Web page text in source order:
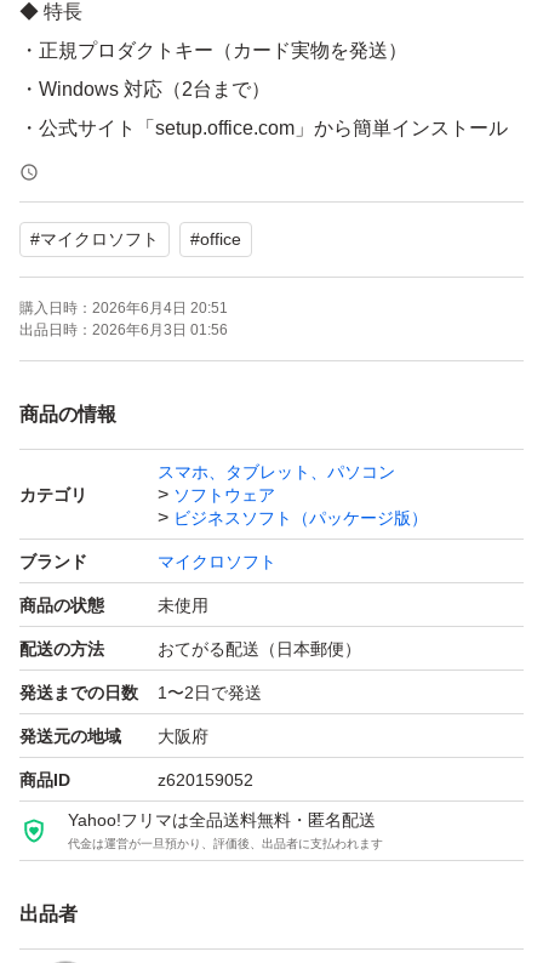
◆ 特長
・正規プロダクトキー（カード実物を発送）
・Windows 対応（2台まで）
・公式サイト「setup.office.com」から簡単インストール
・電話認証のみに対応 ※専用サポートにより、自動認証
システムを利用してスムーズに認証可能（お客様ご自身で
の電話対応は不要です）
・再インストール可能
◆ 内容物
・未使用未開封 POSAカード（写真のカードを発送しま
す）
◆ 発送・サポート
お支払い確認後、24時間以内に発送いたします。
インストール・認証完了まで丁寧にサポートいたしますの
で、初めての方もご安心ください。
※すり替え防止のため、購入後の返品・返金はご遠慮くだ
さい。
即購入OKです。よろしくお願いいたします。
#MicrosoftOffice
#Office2024
#OfficeHomeBusiness2024
#POSAカード
#正規品
#マイクロソフト #office
購入日時： 2026年6月4日 20:51
出品日時： 2026年6月3日 01:56
商品の情報
カテゴリ
スマホ、タブレット、パソコン
ソフトウェア
ビジネスソフト（パッケージ版）
ブランド マイクロソフト
商品の状態 未使用
配送の方法 おてがる配送（日本郵便）
発送までの日数 1〜2日で発送
発送元の地域 大阪府
商品ID z620159052
Yahoo!フリマは全品送料無料・匿名配送
代金は運営が一旦預かり、評価後、出品者に支払われます
出品者